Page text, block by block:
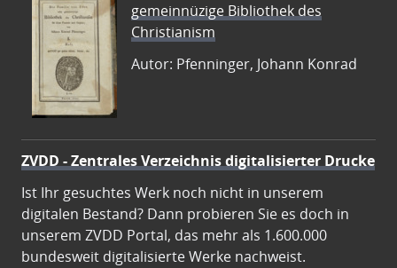
gemeinnüzige Bibliothek des
Christianism
Autor: Pfenninger, Johann Konrad
ZVDD - Zentrales Verzeichnis digitalisierter Drucke
Ist Ihr gesuchtes Werk noch nicht in unserem
digitalen Bestand? Dann probieren Sie es doch in
unserem ZVDD Portal, das mehr als 1.600.000
bundesweit digitalisierte Werke nachweist.